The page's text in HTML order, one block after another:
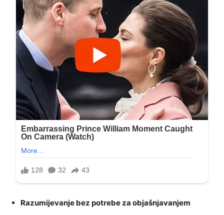
Razumijevanje bez potrebe za objašnjavanjem